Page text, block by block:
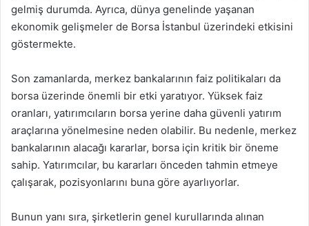
gelmiş durumda. Ayrıca, dünya genelinde yaşanan
ekonomik gelişmeler de Borsa İstanbul üzerindeki etkisini
göstermekte.
Son zamanlarda, merkez bankalarının faiz politikaları da
borsa üzerinde önemli bir etki yaratıyor. Yüksek faiz
oranları, yatırımcıların borsa yerine daha güvenli yatırım
araçlarına yönelmesine neden olabilir. Bu nedenle, merkez
bankalarının alacağı kararlar, borsa için kritik bir öneme
sahip. Yatırımcılar, bu kararları önceden tahmin etmeye
çalışarak, pozisyonlarını buna göre ayarlıyorlar.
Bunun yanı sıra, şirketlerin genel kurullarında alınan